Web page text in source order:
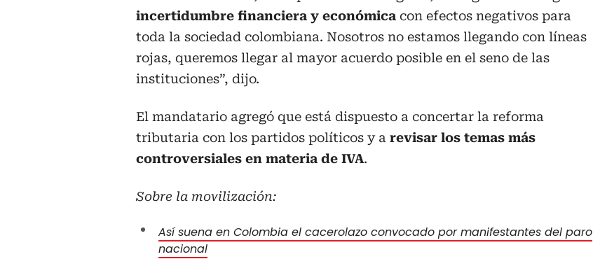
incertidumbre financiera y económica con efectos negativos para
toda la sociedad colombiana. Nosotros no estamos llegando con líneas
rojas, queremos llegar al mayor acuerdo posible en el seno de las
instituciones”, dijo.
El mandatario agregó que está dispuesto a concertar la reforma
tributaria con los partidos políticos y a revisar los temas más
controversiales en materia de IVA.
Sobre la movilización:
Así suena en Colombia el cacerolazo convocado por manifestantes del paro
nacional